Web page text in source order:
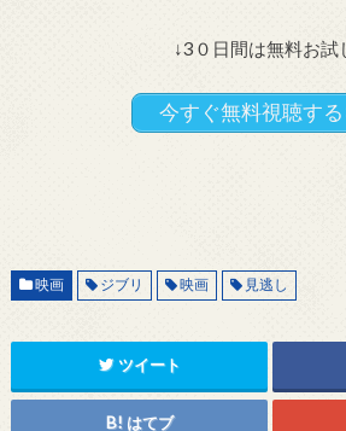
↓3０日間は無料お試
今すぐ無料視聴す
映画 ジブリ 映画 見逃し
ツイート
はてブ